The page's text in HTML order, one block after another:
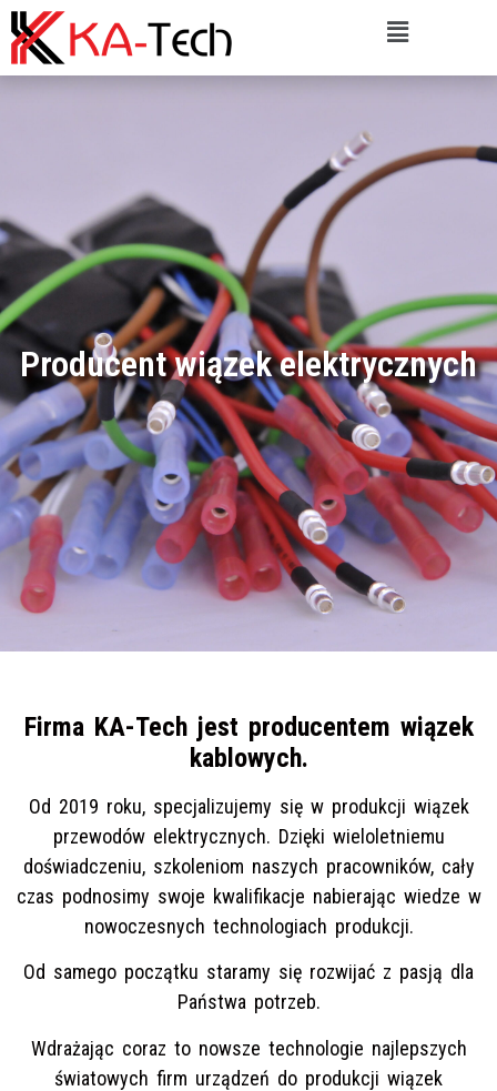
Producent wiązek elektrycznych
Firma KA-Tech jest producentem wiązek
kablowych.
Od 2019 roku, specjalizujemy się w produkcji wiązek
przewodów elektrycznych. Dzięki wieloletniemu
doświadczeniu, szkoleniom naszych pracowników, cały
czas podnosimy swoje kwalifikacje nabierając wiedze w
nowoczesnych technologiach produkcji.
Od samego początku staramy się rozwijać z pasją dla
Państwa potrzeb.
Wdrażając coraz to nowsze technologie najlepszych
światowych firm urządzeń do produkcji wiązek